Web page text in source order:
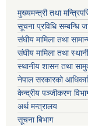
मुख्यमन्त्री तथा
सूचना प्रविधि सम्बन्धि
संघीय मामिला तथा
संघीय मामिला तथा
स्थानीय शासन तथा
नेपाल सरकारको
केन्द्रीय पञ्जीकरण
अर्थ मन्त्रालय
सूचना बिभाग